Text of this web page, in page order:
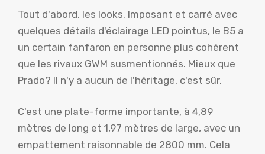
Tout d'abord, les looks. Imposant et carré avec
quelques détails d'éclairage LED pointus, le B5 a
un certain fanfaron en personne plus cohérent
que les rivaux GWM susmentionnés. Mieux que
Prado? Il n'y a aucun de l'héritage, c'est sûr.
C'est une plate-forme importante, à 4,89
mètres de long et 1,97 mètres de large, avec un
empattement raisonnable de 2800 mm. Cela